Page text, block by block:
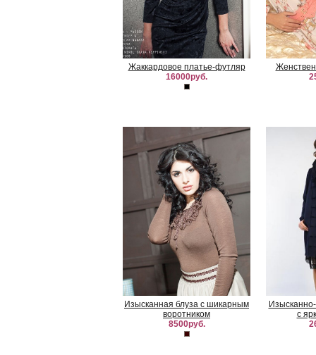
Жаккардовое платье-футляр
16000руб.
Изысканная блуза с шикарным
воротником
8500руб.
с